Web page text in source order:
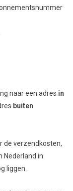
naar een adres in
buiten
de verzendkosten,
Nederland in
liggen.